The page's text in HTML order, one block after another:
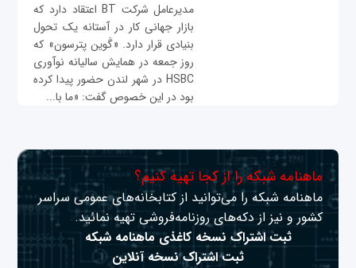
مدیرعامل شرکت BT اعتقاد دارد که
بازار جهانی کار در آستانه یک تحول
بنیادی قرار دارد. «گَوین پترسون» که
روز جمعه در همایش سالیانه نوآوری
HSBC در شهر لندن حضور پیدا کرده
بود در این خصوص گفت: «ما با...
ماهنامه شبکه را از کجا تهیه کنیم؟
ماهنامه شبکه را می‌توانید از کتابخانه‌های عمومی سراسر
کشور و نیز از دکه‌های روزنامه‌فروشی تهیه نمائید.
ثبت اشتراک نسخه کاغذی ماهنامه شبکه
ثبت اشتراک نسخه آنلاین